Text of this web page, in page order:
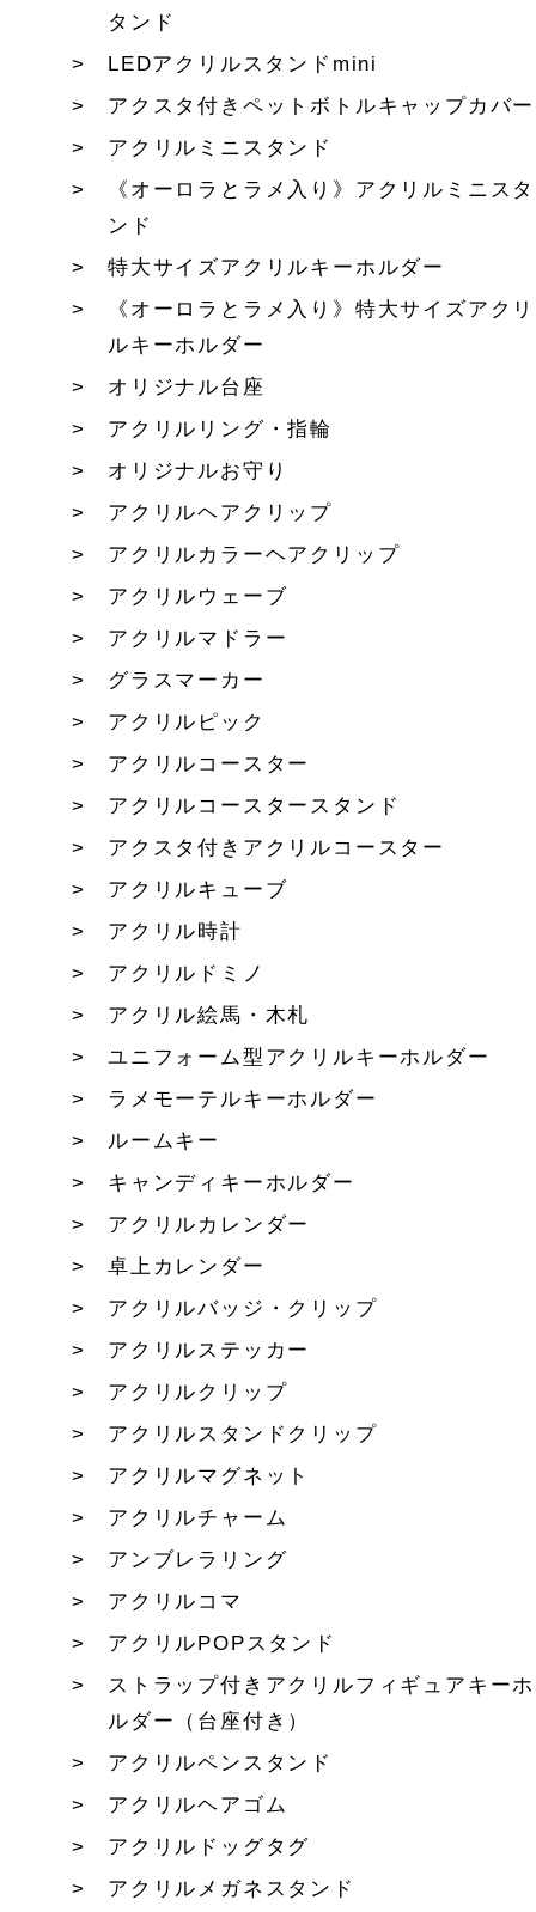
タンド
LEDアクリルスタンドmini
アクスタ付きペットボトルキャップカバー
アクリルミニスタンド
《オーロラとラメ入り》アクリルミニスタ
ンド
特大サイズアクリルキーホルダー
《オーロラとラメ入り》特大サイズアクリ
ルキーホルダー
オリジナル台座
アクリルリング・指輪
オリジナルお守り
アクリルヘアクリップ
アクリルカラーヘアクリップ
アクリルウェーブ
アクリルマドラー
グラスマーカー
アクリルピック
アクリルコースター
アクリルコースタースタンド
アクスタ付きアクリルコースター
アクリルキューブ
アクリル時計
アクリルドミノ
アクリル絵馬・木札
ユニフォーム型アクリルキーホルダー
ラメモーテルキーホルダー
ルームキー
キャンディキーホルダー
アクリルカレンダー
卓上カレンダー
アクリルバッジ・クリップ
アクリルステッカー
アクリルクリップ
アクリルスタンドクリップ
アクリルマグネット
アクリルチャーム
アンブレラリング
アクリルコマ
アクリルPOPスタンド
ストラップ付きアクリルフィギュアキーホ
ルダー（台座付き）
アクリルペンスタンド
アクリルヘアゴム
アクリルドッグタグ
アクリルメガネスタンド